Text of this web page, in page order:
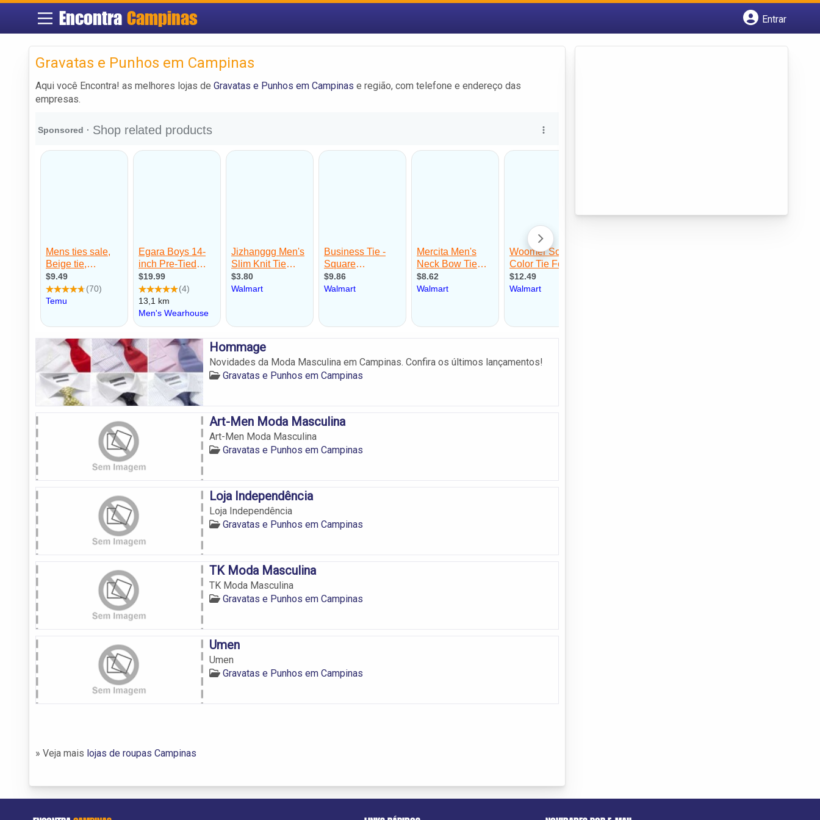
EncontraCampinas
Entrar
Gravatas e Punhos em Campinas
Aqui você Encontra! as melhores lojas de Gravatas e Punhos em Campinas e região, com telefone e endereço das
empresas.
Hommage
Novidades da Moda Masculina em Campinas. Confira os últimos lançamentos!
Gravatas e Punhos em Campinas
Art-Men Moda Masculina
Art-Men Moda Masculina
Gravatas e Punhos em Campinas
Loja Independência
Loja Independência
Gravatas e Punhos em Campinas
TK Moda Masculina
TK Moda Masculina
Gravatas e Punhos em Campinas
Umen
Umen
Gravatas e Punhos em Campinas
» Veja mais lojas de roupas Campinas